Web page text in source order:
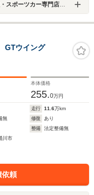
ー専門店 ＧＴＮＥＴ群馬
ウイング
本体価格
255.0万円
走行 11.6万km
無 修復
あり
整備
法定整備無
川市
依頼